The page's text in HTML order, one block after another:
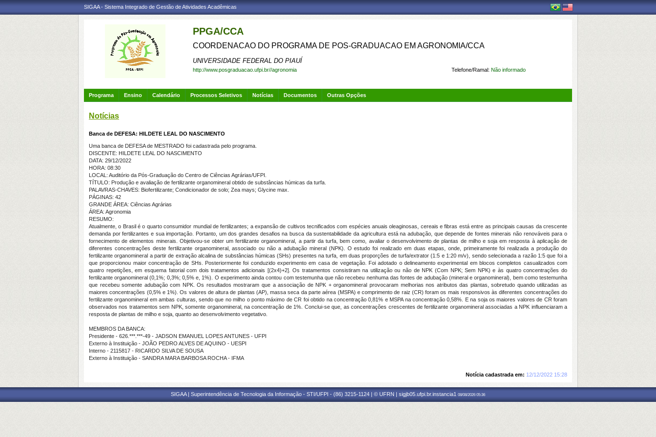
SIGAA - Sistema Integrado de Gestão de Atividades Acadêmicas
PPGA/CCA
COORDENACAO DO PROGRAMA DE POS-GRADUACAO EM AGRONOMIA/CCA
UNIVERSIDADE FEDERAL DO PIAUÍ
Telefone/Ramal: Não informado
http://www.posgraduacao.ufpi.br//agronomia
Programa Ensino Calendário Processos Seletivos Notícias Documentos Outras Opções
Notícias
Banca de DEFESA: HILDETE LEAL DO NASCIMENTO
Uma banca de DEFESA de MESTRADO foi cadastrada pelo programa.
DISCENTE: HILDETE LEAL DO NASCIMENTO
DATA: 29/12/2022
HORA: 08:30
LOCAL: Auditório da Pós-Graduação do Centro de Ciências Agrárias/UFPI.
TÍTULO: Produção e avaliação de fertilizante organomineral obtido de substâncias húmicas da turfa.
PALAVRAS-CHAVES: Biofertilizante; Condicionador de solo; Zea mays; Glycine max.
PÁGINAS: 42
GRANDE ÁREA: Ciências Agrárias
ÁREA: Agronomia
RESUMO:
Atualmente, o Brasil é o quarto consumidor mundial de fertilizantes; a expansão de cultivos tecnificados com espécies anuais oleaginosas, cereais e fibras está entre as principais causas da crescente
demanda por fertilizantes e sua importação. Portanto, um dos grandes desafios na busca da sustentabilidade da agricultura está na adubação, que depende de fontes minerais não renováveis para o
fornecimento de elementos minerais. Objetivou-se obter um fertilizante organomineral, a partir da turfa, bem como, avaliar o desenvolvimento de plantas de milho e soja em resposta à aplicação de
diferentes concentrações deste fertilizante organomineral, associado ou não a adubação mineral (NPK). O estudo foi realizado em duas etapas, onde, primeiramente foi realizada a produção do
fertilizante organomineral a partir de extração alcalina de substâncias húmicas (SHs) presentes na turfa, em duas proporções de turfa/extrator (1:5 e 1:20 m/v), sendo selecionada a razão 1:5 que foi a
que proporcionou maior concentração de SHs. Posteriormente foi conduzido experimento em casa de vegetação. Foi adotado o delineamento experimental em blocos completos casualizados com
quatro repetições, em esquema fatorial com dois tratamentos adicionais [(2x4)+2]. Os tratamentos consistiram na utilização ou não de NPK (Com NPK; Sem NPK) e às quatro concentrações do
fertilizante organomineral (0,1%; 0,3%; 0,5% e, 1%). O experimento ainda contou com testemunha que não recebeu nenhuma das fontes de adubação (mineral e organomineral), bem como testemunha
que recebeu somente adubação com NPK. Os resultados mostraram que a associação de NPK + organomineral provocaram melhorias nos atributos das plantas, sobretudo quando utilizadas as
maiores concentrações (0,5% e 1%). Os valores de altura de plantas (AP), massa seca da parte aérea (MSPA) e comprimento de raiz (CR) foram os mais responsivos às diferentes concentrações do
fertilizante organomineral em ambas culturas, sendo que no milho o ponto máximo de CR foi obtido na concentração 0,81% e MSPA na concentração 0,58%. E na soja os maiores valores de CR foram
observados nos tratamentos sem NPK, somente organomineral, na concentração de 1%. Conclui-se que, as concentrações crescentes de fertilizante organomineral associadas a NPK influenciaram a
resposta de plantas de milho e soja, quanto ao desenvolvimento vegetativo.
MEMBROS DA BANCA:
Presidente - 626.***.***-49 - JADSON EMANUEL LOPES ANTUNES - UFPI
Externo à Instituição - JOÃO PEDRO ALVES DE AQUINO - UESPI
Interno - 2115817 - RICARDO SILVA DE SOUSA
Externo à Instituição - SANDRA MARA BARBOSA ROCHA - IFMA
Notícia cadastrada em: 12/12/2022 15:28
SIGAA | Superintendência de Tecnologia da Informação - STI/UFPI - (86) 3215-1124 | © UFRN | sigjb05.ufpi.br.instancia1 08/08/2026 05:36